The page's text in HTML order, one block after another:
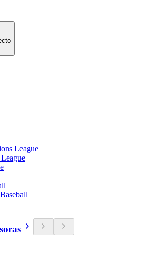
League